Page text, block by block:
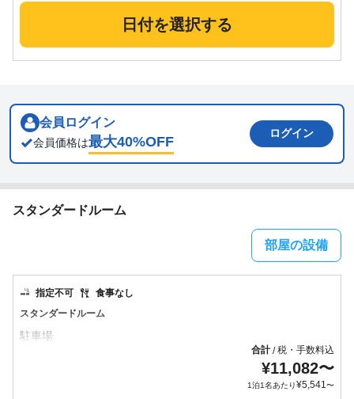
日付を選択する
会員ログイン
会員価格は最大40%OFF
ログイン
スタンダードルーム
部屋の設備
スタンダードルーム
指定不可 食事なし
合計/税・手数料込
¥11,082〜
1泊1名あたり¥5,541〜